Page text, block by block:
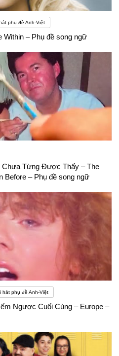
phụ đề Anh-Việt
Within – Phụ đề song ngữ
Chưa Từng Được Thấy – The
Before – Phụ đề song ngữ
hát phụ đề Anh-Việt
Ngược Cuối Cùng – Europe –